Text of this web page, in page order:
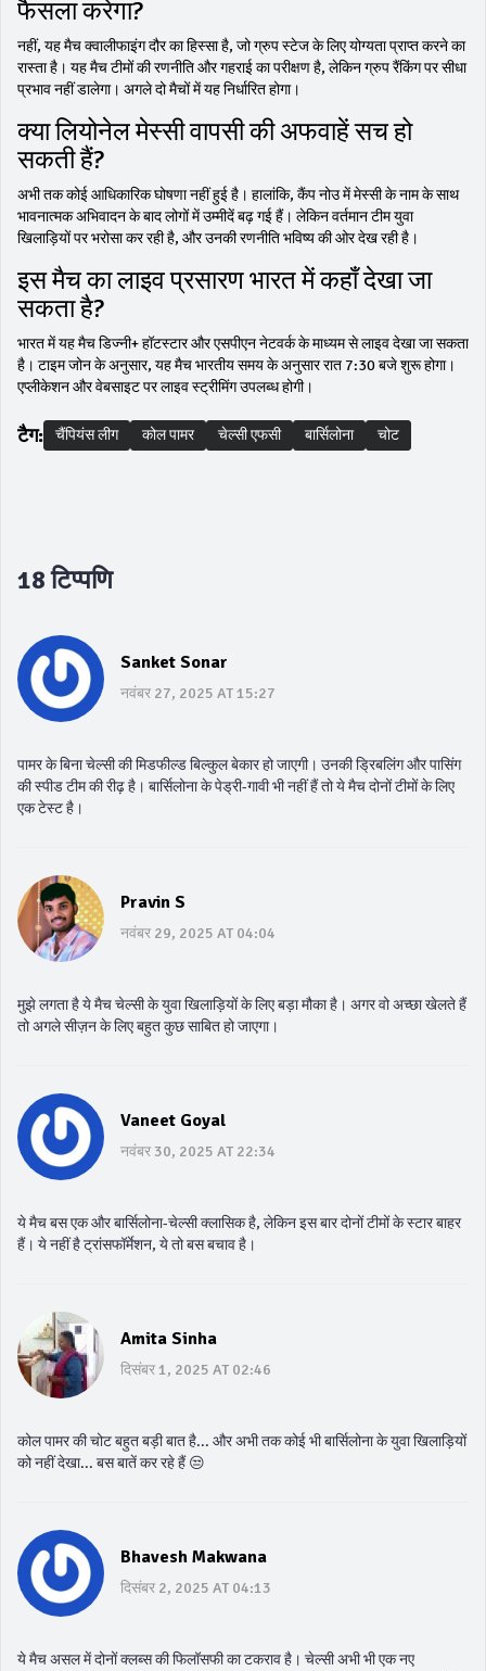
फैसला करेगा?
नहीं, यह मैच क्वालीफाइंग दौर का हिस्सा है, जो ग्रुप स्टेज के लिए योग्यता प्राप्त करने का
रास्ता है। यह मैच टीमों की रणनीति और गहराई का परीक्षण है, लेकिन ग्रुप रैंकिंग पर सीधा
प्रभाव नहीं डालेगा। अगले दो मैचों में यह निर्धारित होगा।
क्या लियोनेल मेस्सी वापसी की अफवाहें सच हो
सकती हैं?
अभी तक कोई आधिकारिक घोषणा नहीं हुई है। हालांकि, कैंप नोउ में मेस्सी के नाम के साथ
भावनात्मक अभिवादन के बाद लोगों में उम्मीदें बढ़ गई हैं। लेकिन वर्तमान टीम युवा
खिलाड़ियों पर भरोसा कर रही है, और उनकी रणनीति भविष्य की ओर देख रही है।
इस मैच का लाइव प्रसारण भारत में कहाँ देखा जा
सकता है?
भारत में यह मैच डिज्नी+ हॉटस्टार और एसपीएन नेटवर्क के माध्यम से लाइव देखा जा सकता
है। टाइम जोन के अनुसार, यह मैच भारतीय समय के अनुसार रात 7:30 बजे शुरू होगा।
एप्लीकेशन और वेबसाइट पर लाइव स्ट्रीमिंग उपलब्ध होगी।
टैग: चैंपियंस लीग कोल पामर चेल्सी एफसी बार्सिलोना चोट
18 टिप्पणि
Sanket Sonar
नवंबर 27, 2025 AT 15:27
पामर के बिना चेल्सी की मिडफील्ड बिल्कुल बेकार हो जाएगी। उनकी ड्रिबलिंग और पासिंग
की स्पीड टीम की रीढ़ है। बार्सिलोना के पेड्री-गावी भी नहीं हैं तो ये मैच दोनों टीमों के लिए
एक टेस्ट है।
Pravin S
नवंबर 29, 2025 AT 04:04
मुझे लगता है ये मैच चेल्सी के युवा खिलाड़ियों के लिए बड़ा मौका है। अगर वो अच्छा खेलते हैं
तो अगले सीज़न के लिए बहुत कुछ साबित हो जाएगा।
Vaneet Goyal
नवंबर 30, 2025 AT 22:34
ये मैच बस एक और बार्सिलोना-चेल्सी क्लासिक है, लेकिन इस बार दोनों टीमों के स्टार बाहर
हैं। ये नहीं है ट्रांसफॉर्मेशन, ये तो बस बचाव है।
Amita Sinha
दिसंबर 1, 2025 AT 02:46
कोल पामर की चोट बहुत बड़ी बात है... और अभी तक कोई भी बार्सिलोना के युवा खिलाड़ियों
को नहीं देखा... बस बातें कर रहे हैं 😒
Bhavesh Makwana
दिसंबर 2, 2025 AT 04:13
ये मैच असल में दोनों क्लब्स की फिलॉसफी का टकराव है। चेल्सी अभी भी एक नए